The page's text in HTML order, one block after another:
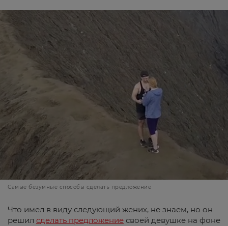
Самые безумные способы сделать предложение
Что имел в виду следующий жених, не знаем, но он
решил сделать предложение своей девушке на фоне